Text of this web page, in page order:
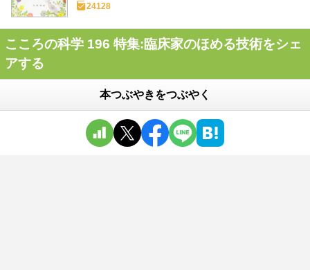
24128
こころの科学 196 特集:臨床家のほめる技術をシェ
アする
本つぶやきをつぶやく